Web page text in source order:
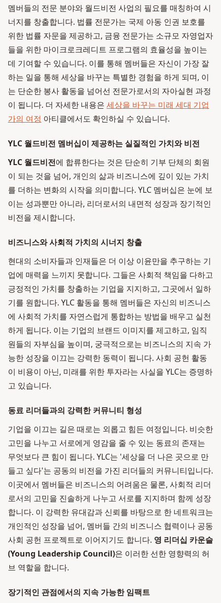
멤버들의 전문 분야와 월드비전 사업의 필요를 매칭하여 시
너지를 창출합니다. 법률 전문가는 국제 아동 인권 보호를
위한 법률 자문을 제공하고, 금융 전문가는 소규모 자영업자
들을 위한 마이크로크레디트 프로그램의 효율성을 높이는
데 기여할 수 있습니다. 이를 통해 멤버들은 자신이 가장 잘
하는 일을 통해 세상을 바꾸는 특별한 경험을 하게 되며, 이
는 단순한 봉사 활동을 넘어선 전문가로서의 자아실현 과정
이 됩니다. 더 자세한 내용은 세상을 바꾸는 미래 세대 기업
가의 여정 아티클에서도 확인하실 수 있습니다.
YLC 월드비전 멤버십이 제공하는 실질적인 가치와 비전
YLC 월드비전에 합류한다는 것은 단순히 기부 단체의 회원
이 되는 것을 넘어, 개인의 삶과 비즈니스에 깊이 있는 가치
를 더하는 변화의 시작을 의미합니다. YLC 멤버십은 눈에 보
이는 성과뿐만 아니라, 리더로서의 내면적 성장과 장기적인
비전을 제시합니다.
비즈니스와 사회적 가치의 시너지 창출
현대의 소비자들과 인재들은 더 이상 이윤만을 추구하는 기
업에 매력을 느끼지 못합니다. 그들은 사회적 책임을 다하고
긍정적인 가치를 창출하는 기업을 지지하고, 그곳에서 일하
기를 원합니다. YLC 활동을 통해 멤버들은 자신의 비즈니스
에 사회적 가치를 자연스럽게 통합하는 방법을 배우고 실천
하게 됩니다. 이는 기업의 브랜드 이미지를 제고하고, 임직
원들의 자부심을 높이며, 궁극적으로는 비즈니스의 지속 가
능한 성장을 이끄는 강력한 동력이 됩니다. 사회 공헌 활동
이 비용이 아닌, 미래를 위한 투자라는 사실을 YLC는 증명하
고 있습니다.
동료 리더들과의 강력한 커뮤니티 형성
기업을 이끄는 길은 때로는 외롭고 힘든 여정입니다. 비슷한
고민을 나누고 서로에게 영감을 줄 수 있는 동료의 존재는
무엇보다 큰 힘이 됩니다. YLC는 '세상을 더 나은 곳으로 만
들고 싶다'는 공동의 비전을 가진 리더들의 커뮤니티입니다.
이곳에서 멤버들은 비즈니스의 어려움은 물론, 사회적 리더
로서의 고민을 진솔하게 나누고 서로를 지지하며 함께 성장
합니다. 이 강력한 유대감과 신뢰를 바탕으로 한 네트워크는
개인적인 성장을 넘어, 멤버들 간의 비즈니스 협력이나 공동
사회 공헌 프로젝트로 이어지기도 합니다. 영 리더십 카운슬
(Young Leadership Council)은 이러한 선한 영향력의 허
브 역할을 합니다.
장기적인 관점에서의 지속 가능한 임팩트